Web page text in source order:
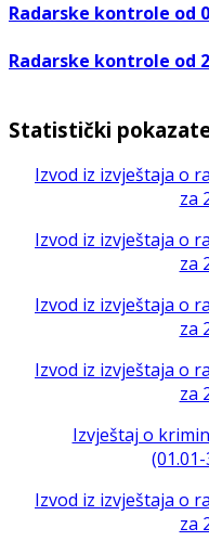
Radarske kontrole od
Radarske kontrole od
Statistički
Izvod iz izvještaja o
za
Izvod iz izvještaja o
za
Izvod iz izvještaja o
za
Izvod iz izvještaja o
za
Izvještaj o
Izvod iz izvještaja o
za